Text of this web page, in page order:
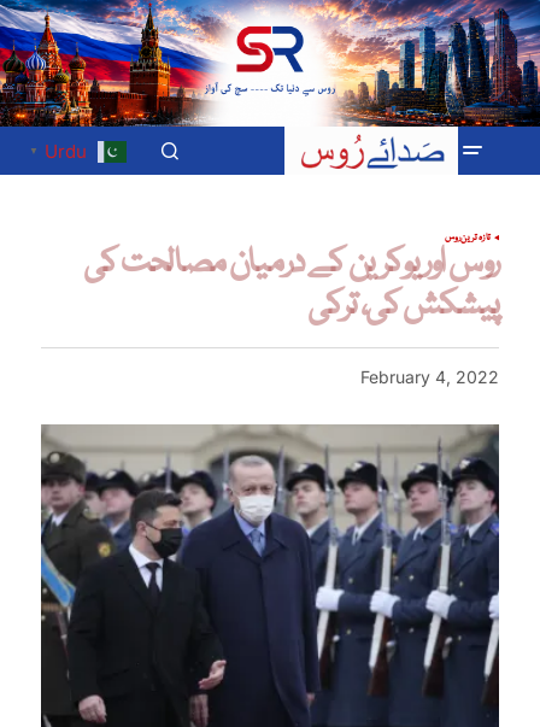
Urdu
▼
تازہ ترینروس
روس اور یوکرین کے درمیان مصالحت کی
پیشکش کی، ترکی
February 4, 2022